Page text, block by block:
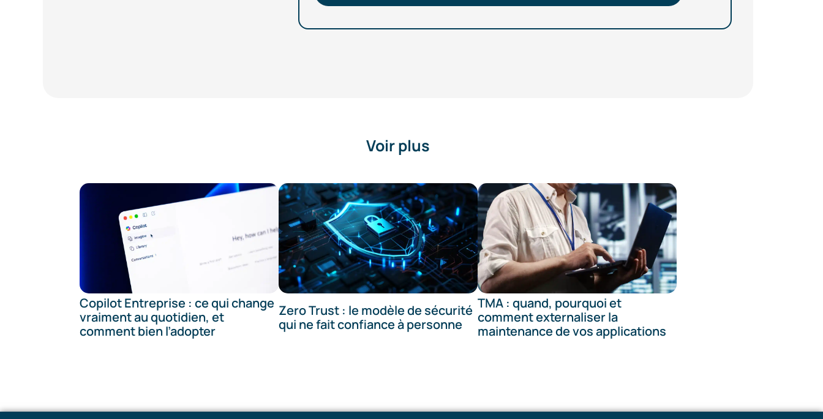
Voir plus
Copilot Entreprise : ce qui change
vraiment au quotidien, et
comment bien l’adopter
Zero Trust : le modèle de sécurité
qui ne fait confiance à personne
TMA : quand, pourquoi et
comment externaliser la
maintenance de vos applications